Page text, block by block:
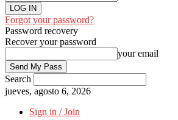
Forgot your password?
Password recovery
Recover your password
your email
Search
jueves, agosto 6, 2026
Sign in / Join